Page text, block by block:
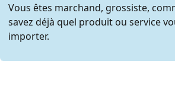
Vous êtes marchand, grossiste,
savez déjà quel produit ou service
importer.